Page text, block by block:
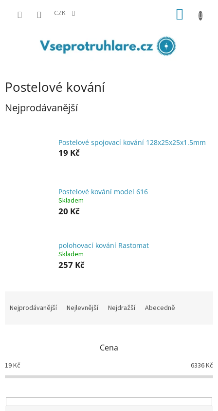
CZK
Postelové kování
Nejprodávanější
Postelové spojovací kování 128x25x25x1.5mm
19 Kč
Postelové kování model 616
Skladem
20 Kč
polohovací kování Rastomat
Skladem
257 Kč
p
r
o
u
Nejprodávanější Nejlevnější Nejdražší Abecedně
Cena
19Kč 6336Kč